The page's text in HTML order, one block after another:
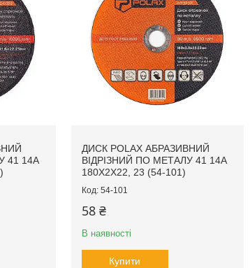
41 14А
ДИСК POLAX АБРАЗИВНИЙ
ВІДРІЗНИЙ ПО МЕТАЛУ 41 14А
180Х2Х22, 23 (54-101)
54-101
58 ₴
В наявності
Купити